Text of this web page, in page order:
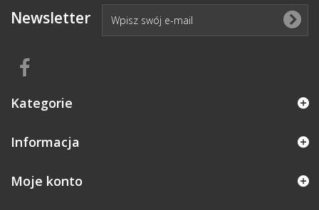
Newsletter
Kategorie
Informacja
Moje konto